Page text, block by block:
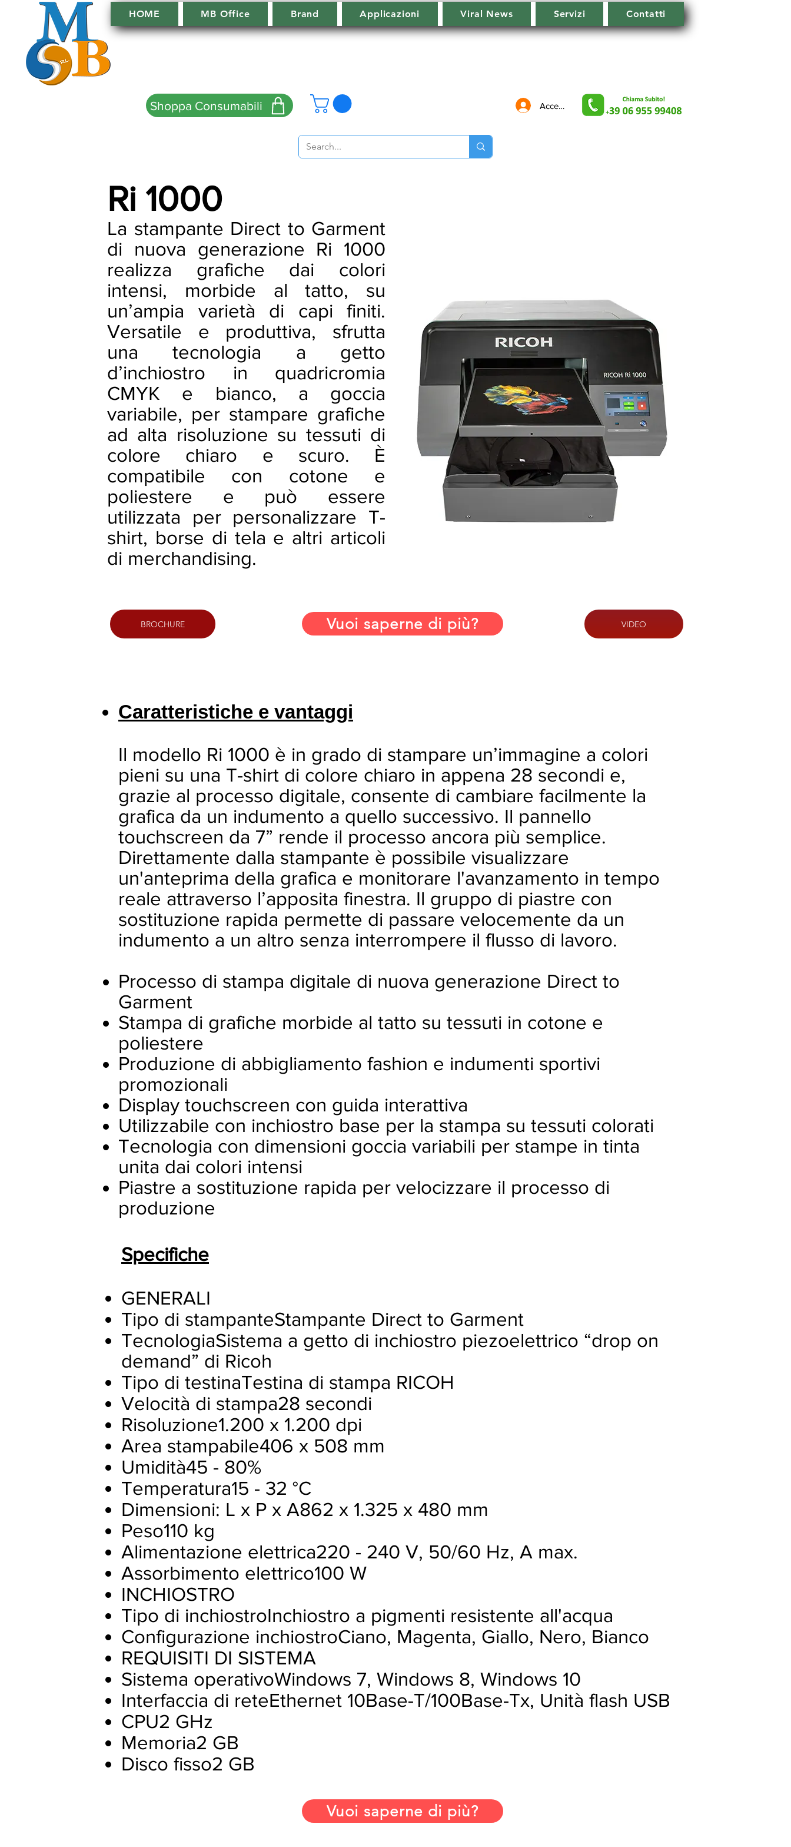
HOME MB Office Brand Applicazioni Viral News Servizi Contatti
Shoppa Consumabili Accedi
Ri 1000
La stampante Direct to Garment
di nuova generazione Ri 1000
realizza grafiche dai colori
intensi, morbide al tatto, su
un’ampia varietà di capi finiti.
Versatile e produttiva, sfrutta
una tecnologia a getto
d’inchiostro in quadricromia
CMYK e bianco, a goccia
variabile, per stampare grafiche
ad alta risoluzione su tessuti di
colore chiaro e scuro. È
compatibile con cotone e
poliestere e può essere
utilizzata per personalizzare T-
shirt, borse di tela e altri articoli
di merchandising.
BROCHURE Vuoi saperne di più? VIDEO
Caratteristiche e vantaggi
Il modello Ri 1000 è in grado di stampare un’immagine a colori
pieni su una T-shirt di colore chiaro in appena 28 secondi e,
grazie al processo digitale, consente di cambiare facilmente la
grafica da un indumento a quello successivo. Il pannello
touchscreen da 7” rende il processo ancora più semplice.
Direttamente dalla stampante è possibile visualizzare
un'anteprima della grafica e monitorare l'avanzamento in tempo
reale attraverso l’apposita finestra. Il gruppo di piastre con
sostituzione rapida permette di passare velocemente da un
indumento a un altro senza interrompere il flusso di lavoro.
Processo di stampa digitale di nuova generazione Direct to
Garment
Stampa di grafiche morbide al tatto su tessuti in cotone e
poliestere
Produzione di abbigliamento fashion e indumenti sportivi
promozionali
Display touchscreen con guida interattiva
Utilizzabile con inchiostro base per la stampa su tessuti colorati
Tecnologia con dimensioni goccia variabili per stampe in tinta
unita dai colori intensi
Piastre a sostituzione rapida per velocizzare il processo di
produzione
Specifiche
GENERALI
Tipo di stampanteStampante Direct to Garment
TecnologiaSistema a getto di inchiostro piezoelettrico “drop on
demand” di Ricoh
Tipo di testinaTestina di stampa RICOH
Velocità di stampa28 secondi
Risoluzione1.200 x 1.200 dpi
Area stampabile406 x 508 mm
Umidità45 - 80%
Temperatura15 - 32 °C
Dimensioni: L x P x A862 x 1.325 x 480 mm
Peso110 kg
Alimentazione elettrica220 - 240 V, 50/60 Hz, A max.
Assorbimento elettrico100 W
INCHIOSTRO
Tipo di inchiostroInchiostro a pigmenti resistente all'acqua
Configurazione inchiostroCiano, Magenta, Giallo, Nero, Bianco
REQUISITI DI SISTEMA
Sistema operativoWindows 7, Windows 8, Windows 10
Interfaccia di reteEthernet 10Base-T/100Base-Tx, Unità flash USB
CPU2 GHz
Memoria2 GB
Disco fisso2 GB
Vuoi saperne di più?